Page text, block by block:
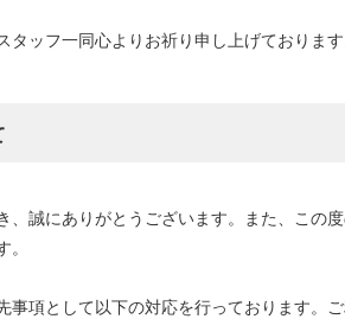
ッフ一同心よりお祈り申し上げております
誠にありがとうございます。また、この
事項として以下の対応を行っております。